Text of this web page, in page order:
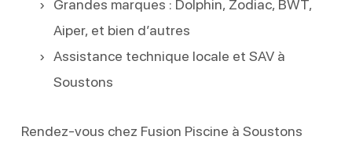
Grandes marques : Dolphin, Zodiac, BWT,
Aiper, et bien d’autres
Assistance technique locale et SAV à
Soustons
Rendez-vous chez Fusion Piscine à Soustons